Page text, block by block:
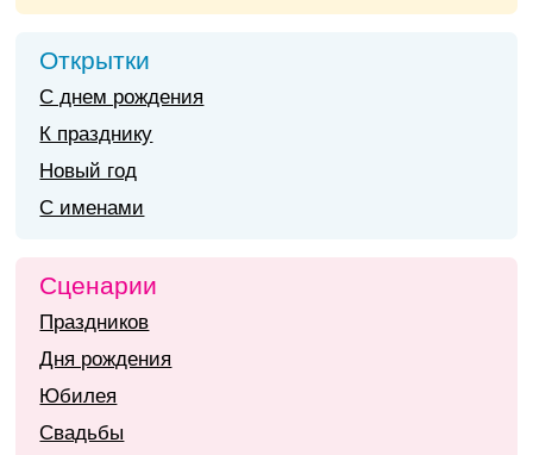
Открытки
С днем рождения
К празднику
Новый год
С именами
Сценарии
Праздников
Дня рождения
Юбилея
Свадьбы